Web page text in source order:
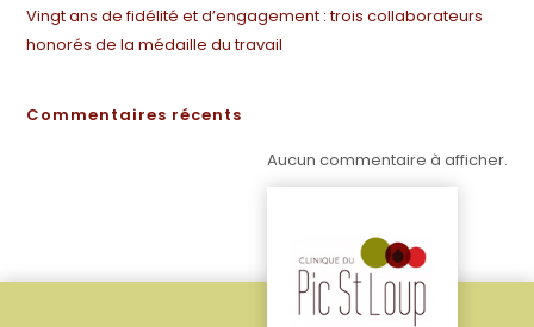
Vingt ans de fidélité et d’engagement : trois collaborateurs
honorés de la médaille du travail
Commentaires récents
Aucun commentaire à afficher.